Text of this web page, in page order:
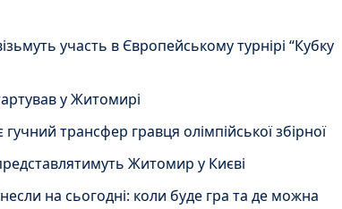
участь в Європейському турнірі “Кубку
у Житомирі
трансфер гравця олімпійської збірної
Житомир у Києві
на сьогодні: коли буде гра та де можна